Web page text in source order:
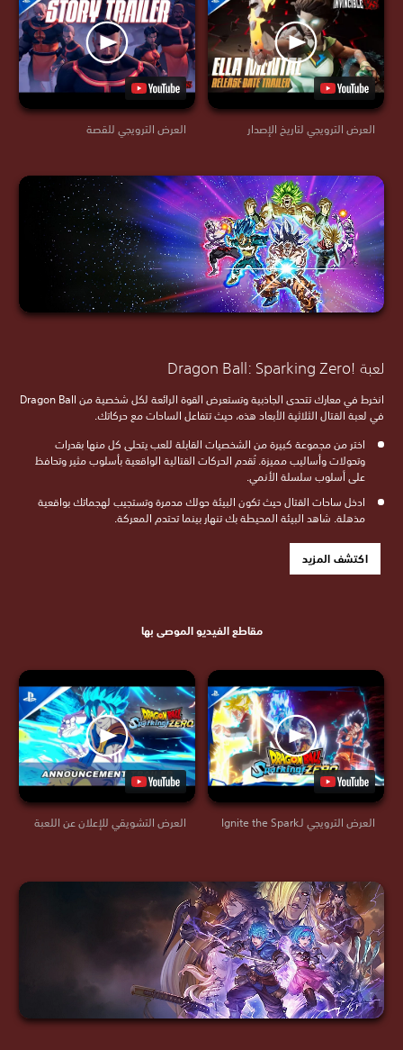
العرض الترويجي للقصة العرض الترويجي لتاريخ الإصدار
لعبة ‏!‏Dragon Ball: Sparking Zero
انخرط في معارك تتحدى الجاذبية وتستعرض القوة الرائعة لكل شخصية من Dragon Ball
في لعبة القتال الثلاثية الأبعاد هذه، حيث تتفاعل الساحات مع حركاتك.
اختر من مجموعة كبيرة من الشخصيات القابلة للعب يتحلى كل منها بقدرات
وتحولات وأساليب مميزة. تُقدم الحركات القتالية الواقعية بأسلوب مثير وتحافظ
على أسلوب سلسلة الأنمي.
ادخل ساحات القتال حيث تكون البيئة حولك مدمرة وتستجيب لهجماتك بواقعية
مذهلة. شاهد البيئة المحيطة بك تنهار بينما تحتدم المعركة.
اكتشف المزيد
مقاطع الفيديو الموصى بها
العرض التشويقي للإعلان عن اللعبة العرض الترويجي لـIgnite the Spark